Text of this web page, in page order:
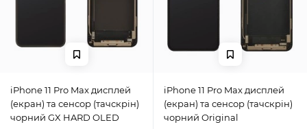
iPhone 11 Pro Max дисплей
(екран) та сенсор (тачскрін)
чорний GX HARD OLED
iPhone 11 Pro Max дисплей
(екран) та сенсор (тачскрін)
чорний Original